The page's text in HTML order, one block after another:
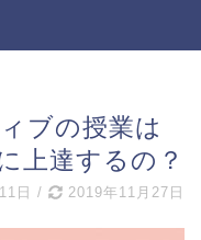
ブの授業は
上達するの？
日 / 2019年11月27日